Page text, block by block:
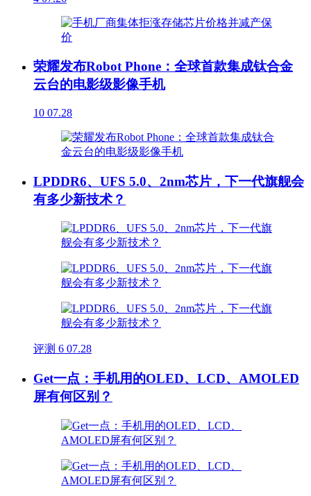
荣耀发布Robot Phone：全球首款集成钛合金
云台的电影级影像手机
10 07.28
LPDDR6、UFS 5.0、2nm芯片，下一代旗舰会
有多少新技术？
评测 6 07.28
Get一点：手机用的OLED、LCD、AMOLED
屏有何区别？